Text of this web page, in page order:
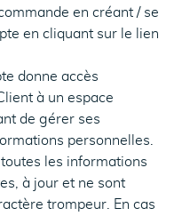
en créant / se
en cliquant sur le lien
donne accès
à un espace
de gérer ses
personnelles.
les informations
à jour et ne sont
trompeur. En cas